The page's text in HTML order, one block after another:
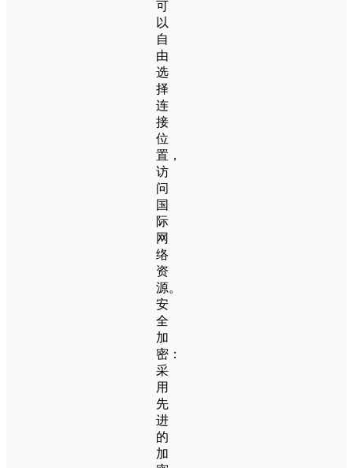
可
以
自
由
选
择
连
接
位
置，
访
问
国
际
网
络
资
源。
安
全
加
密：
采
用
先
进
的
加